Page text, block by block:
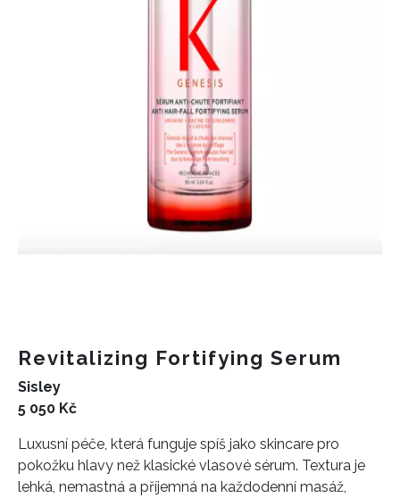
Revitalizing Fortifying Serum
Sisley
5 050 Kč
Luxusní péče, která funguje spíš jako skincare pro
pokožku hlavy než klasické vlasové sérum. Textura je
lehká, nemastná a příjemná na každodenní masáž,